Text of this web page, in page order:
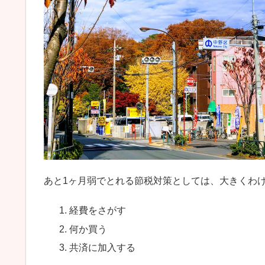
あと1ヶ月弱でとれる節税対策としては、大きくわ
経費をさがす
何か買う
共済に加入する